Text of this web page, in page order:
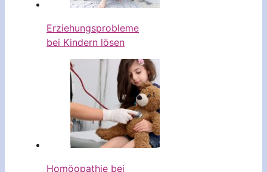
Erziehungsprobleme
bei Kindern lösen
Homöopathie bei